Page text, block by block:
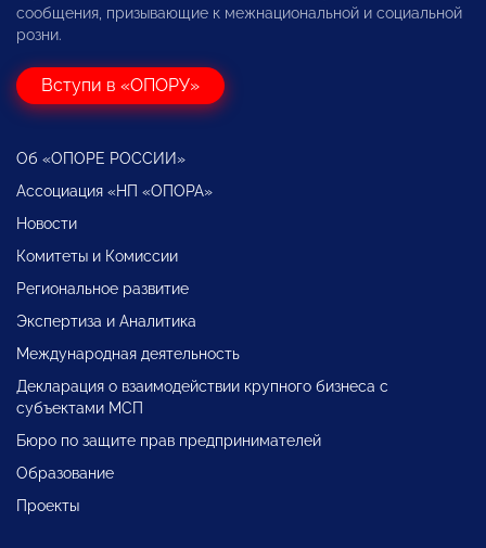
сообщения, призывающие к межнациональной и социальной
розни.
Вступи в «ОПОРУ»
Об «ОПОРЕ РОССИИ»
Ассоциация «НП «ОПОРА»
Новости
Комитеты и Комиссии
Региональное развитие
Экспертиза и Аналитика
Международная деятельность
Декларация о взаимодействии крупного бизнеса с
субъектами МСП
Бюро по защите прав предпринимателей
Образование
Проекты